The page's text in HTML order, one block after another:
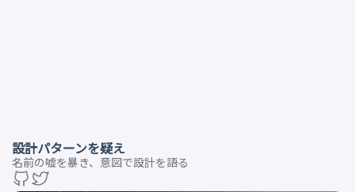
設計パターンを疑え
名前の嘘を暴き、意図で設計を語る